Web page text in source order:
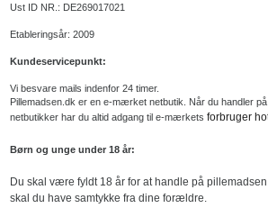
Ust ID NR.: DE269017021
Etableringsår: 2009
Kundeservicepunkt:
Vi besvare mails indenfor 24 timer.
Pillemadsen.dk er en e-mærket netbutik. Når du handler
netbutikker har du altid adgang til e-mærketsforbruger
Børn og unge under 18 år:
Du skal være fyldt 18 år for at handle på
skal du have samtykke fra dine forældre.